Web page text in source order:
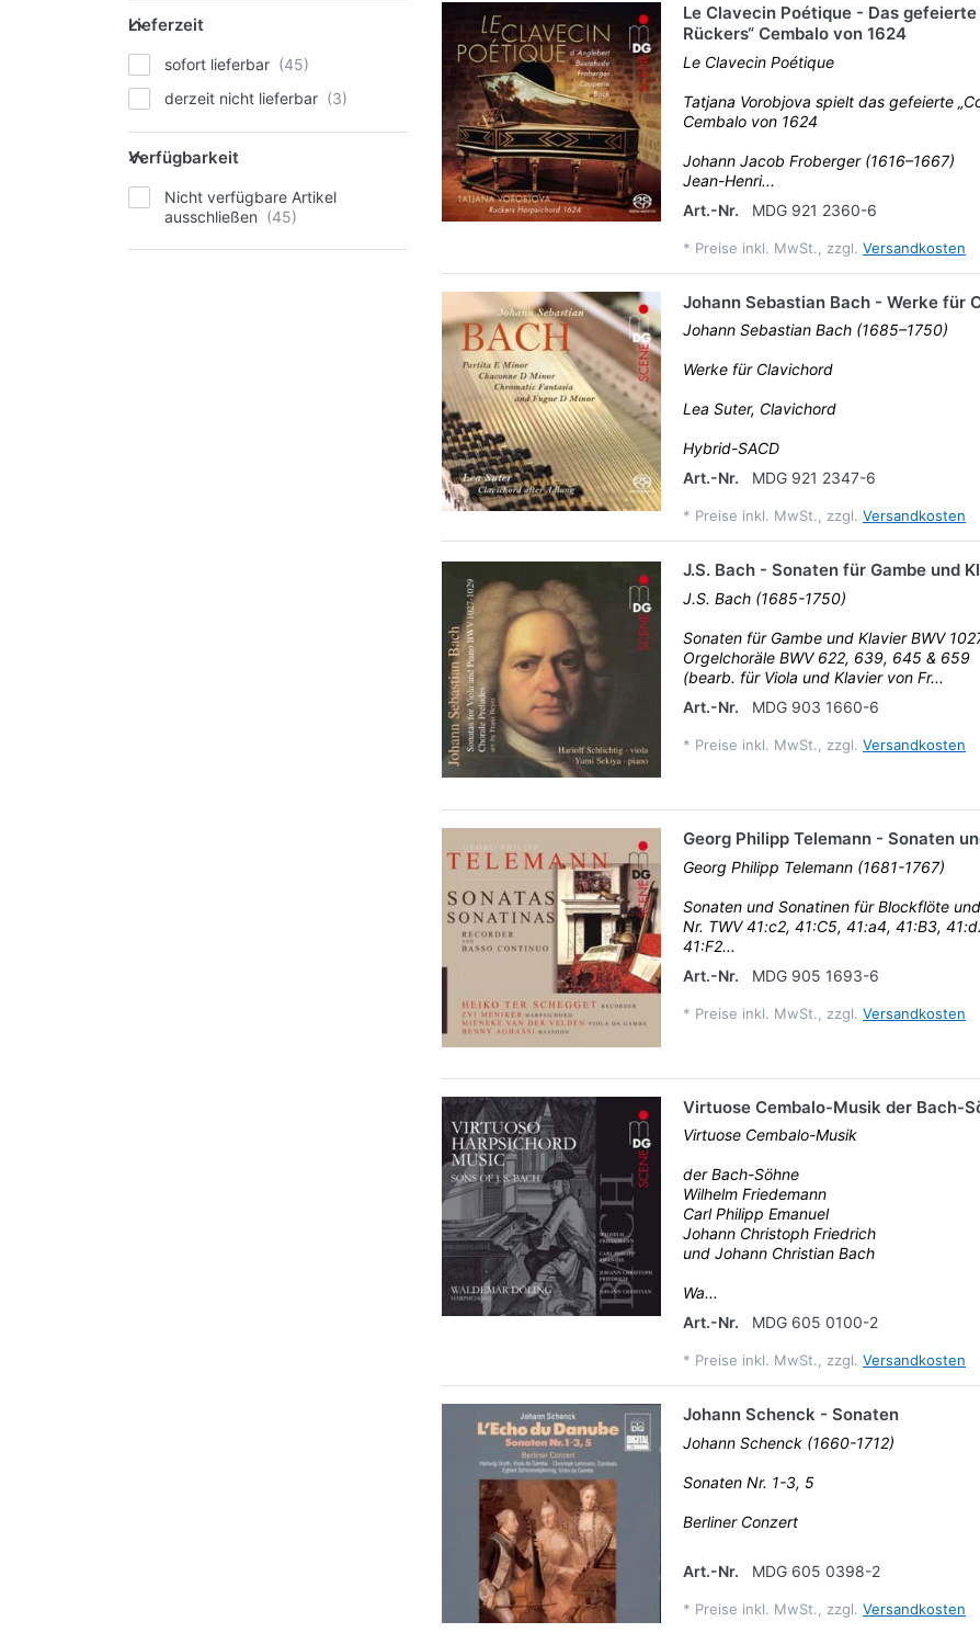
Lieferzeit
sofort lieferbar
derzeit nicht lieferbar
Verfügbarkeit
Nicht verfügbare Artikel
ausschließen
Le Clavecin Poétique - Das gefeierte
Rückers“ Cembalo von 1624
Le Clavecin Poétique
Tatjana Vorobjova spielt das gefeierte
Cembalo von 1624
Johann Jacob Froberger (1616–1667)
Jean-Henri...
Art.-Nr.
MDG 921 2360-6
* Preise inkl. MwSt., zzgl. Versandkosten
Johann Sebastian Bach - Werke für
Johann Sebastian Bach (1685–1750)
Werke für Clavichord
Lea Suter, Clavichord
Hybrid-SACD
Art.-Nr.
MDG 921 2347-6
* Preise inkl. MwSt., zzgl. Versandkosten
J.S. Bach - Sonaten für Gambe und
J.S. Bach (1685-1750)
Sonaten für Gambe und Klavier BWV
Orgelchoräle BWV 622, 639, 645 & 659
(bearb. für Viola und Klavier von Fr...
Art.-Nr.
MDG 903 1660-6
* Preise inkl. MwSt., zzgl. Versandkosten
Georg Philipp Telemann - Sonaten
Georg Philipp Telemann (1681-1767)
Sonaten und Sonatinen für Blockflöte
Nr. TWV 41:c2, 41:C5, 41:a4, 41:B3,
41:F2...
Art.-Nr.
MDG 905 1693-6
* Preise inkl. MwSt., zzgl. Versandkosten
Virtuose Cembalo-Musik der Bach-
Virtuose Cembalo-Musik
der Bach-Söhne
Wilhelm Friedemann
Carl Philipp Emanuel
Johann Christoph Friedrich
und Johann Christian Bach
Wa...
Art.-Nr.
MDG 605 0100-2
* Preise inkl. MwSt., zzgl. Versandkosten
Johann Schenck - Sonaten
Johann Schenck (1660-1712)
Sonaten Nr. 1-3, 5
Berliner Conzert
Art.-Nr. MDG 605 0398-2
* Preise inkl. MwSt., zzgl. Versandkosten